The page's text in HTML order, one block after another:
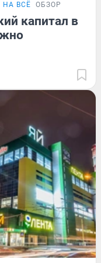
НА ВСЁ ОБЗОР
капитал в